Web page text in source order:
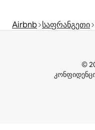
Airbnb საფრანგეთი
©